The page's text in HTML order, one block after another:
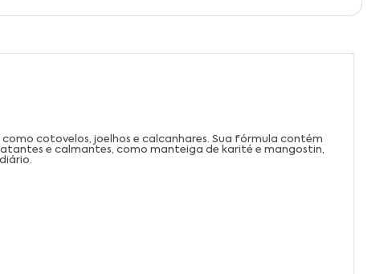
cotovelos, joelhos e calcanhares. Sua fórmula contém
e calmantes, como manteiga de karité e mangostin,